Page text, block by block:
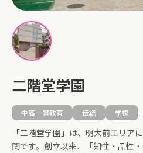
二階堂学園
中高一貫教育 伝統 学校
「二階堂学園」は、明大前エリア
関です。創立以来、「知性・品性